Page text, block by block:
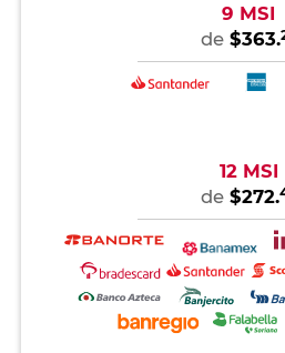
9 MSI
de $363.
12 MSI
de $272.